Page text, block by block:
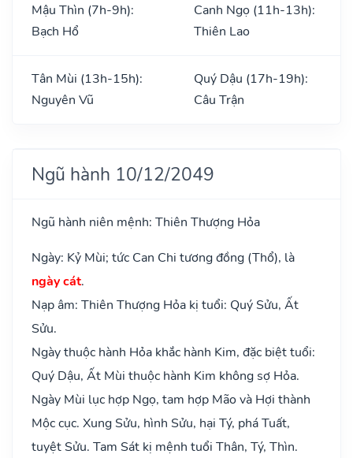
Mậu Thìn (7h-9h):
Bạch Hổ
Canh Ngọ (11h-13h):
Thiên Lao
Tân Mùi (13h-15h):
Nguyên Vũ
Quý Dậu (17h-19h):
Câu Trận
Ngũ hành 10/12/2049
Ngũ hành niên mệnh: Thiên Thượng Hỏa
Ngày: Kỷ Mùi; tức Can Chi tương đồng (Thổ), là
ngày cát.
Nạp âm: Thiên Thượng Hỏa kị tuổi: Quý Sửu, Ất
Sửu.
Ngày thuộc hành Hỏa khắc hành Kim, đặc biệt tuổi:
Quý Dậu, Ất Mùi thuộc hành Kim không sợ Hỏa.
Ngày Mùi lục hợp Ngọ, tam hợp Mão và Hợi thành
Mộc cục. Xung Sửu, hình Sửu, hại Tý, phá Tuất,
tuyệt Sửu. Tam Sát kị mệnh tuổi Thân, Tý, Thìn.